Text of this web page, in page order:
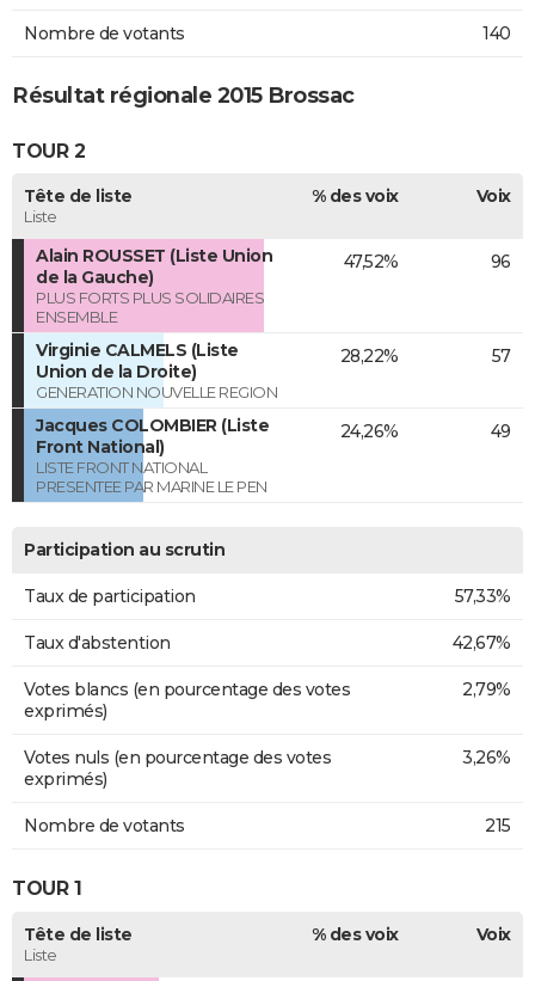
Nombre de votants 140
Résultat régionale 2015 Brossac
TOUR 2
Tête de liste
Liste
% des voix Voix
Alain ROUSSET (Liste Union
de la Gauche)
PLUS FORTS PLUS SOLIDAIRES
ENSEMBLE
47,52% 96
Virginie CALMELS (Liste
Union de la Droite)
GENERATION NOUVELLE REGION
28,22% 57
Jacques COLOMBIER (Liste
Front National)
LISTE FRONT NATIONAL
PRESENTEE PAR MARINE LE PEN
24,26% 49
Participation au scrutin
Taux de participation 57,33%
Taux d'abstention 42,67%
Votes blancs (en pourcentage des votes
exprimés)
2,79%
Votes nuls (en pourcentage des votes
exprimés)
3,26%
Nombre de votants 215
TOUR 1
Tête de liste
Liste
% des voix Voix